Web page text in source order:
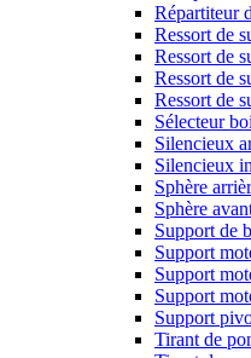
Répartiteur
Ressort de
Ressort de
Ressort de
Ressort de
Sélecteur
Silencieux
Silencieux
Sphère
Sphère
Support de
Support
Support
Support
Support
Tirant de